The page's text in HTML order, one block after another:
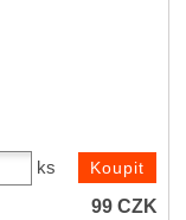
ks
99CZK